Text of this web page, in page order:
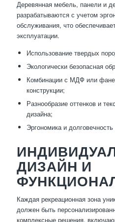
Деревянная мебель, панели и
разрабатываются с учетом
обслуживания, что
эксплуатации.
Использование твердых
Экологически безопасная
Комбинации с МДФ или
конструкции;
Разнообразие оттенков и
дизайна;
Эргономика и
ДИЗАЙН И
Каждая рекреационная зона
должен быть
комплексные решения,